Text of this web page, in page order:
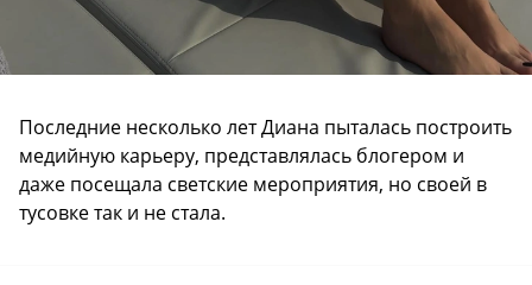
Последние несколько лет Диана пыталась построить
медийную карьеру, представлялась блогером и
даже посещала светские мероприятия, но своей в
тусовке так и не стала.